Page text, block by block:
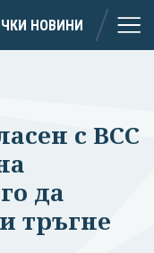
НОВИНИ
с ВСС
да
тръгне